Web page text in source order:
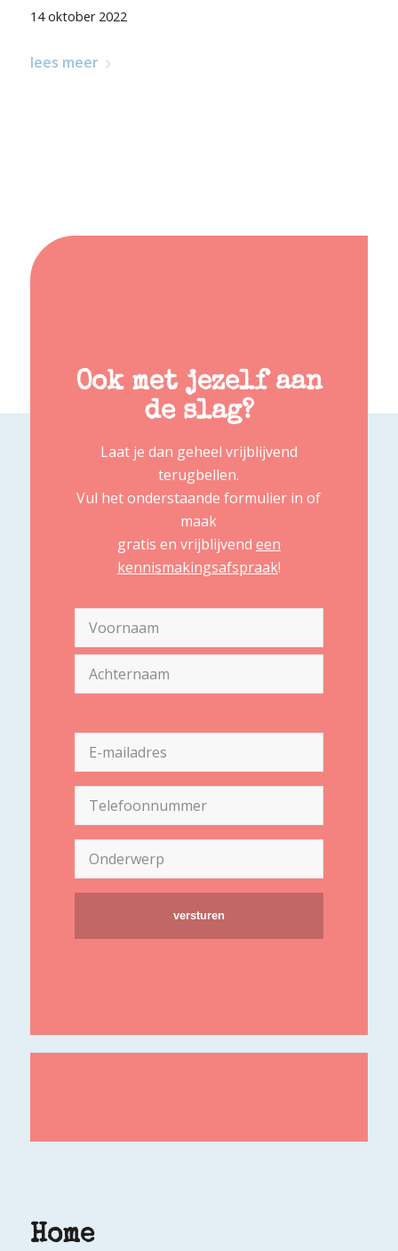
14 oktober 2022
lees meer
Ook met jezelf aan
de slag?
Laat je dan geheel vrijblijvend
terugbellen.
Vul het onderstaande formulier in of
maak
gratis en vrijblijvend een
kennismakingsafspraak!
Naam
(Vereist)
(Vereist)
Telefoon
Onderwerp
Home